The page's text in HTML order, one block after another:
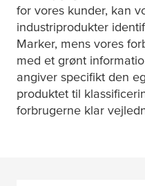
for vores kunder, kan
industriprodukter
Marker, mens vores
med et grønt
angiver specifikt den
produktet til
forbrugerne klar